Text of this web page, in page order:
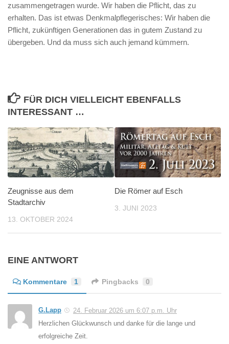
zusammengetragen wurde. Wir haben die Pflicht, das zu
erhalten. Das ist etwas Denkmalpflegerisches: Wir haben die
Pflicht, zukünftigen Generationen das in gutem Zustand zu
übergeben. Und da muss sich auch jemand kümmern.
FÜR DICH VIELLEICHT EBENFALLS
INTERESSANT …
Zeugnisse aus dem
Stadtarchiv
13. OKTOBER 2024
Die Römer auf Esch
3. JUNI 2023
EINE ANTWORT
Kommentare 1 Pingbacks 0
G.Lapp
24. Februar 2026 um 6:07 p.m. Uhr
Herzlichen Glückwunsch und danke für die lange und
erfolgreiche Zeit.